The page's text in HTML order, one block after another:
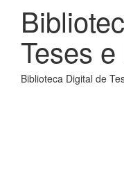
Teses
Biblioteca Digital de